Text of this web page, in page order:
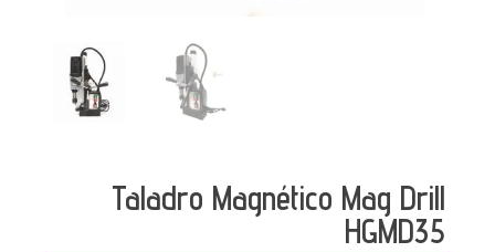
Taladro Magnético Mag Drill
HGMD35